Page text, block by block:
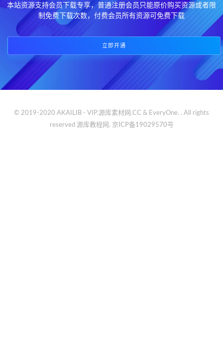
本站资源支持会员下载专享，普通注册会员只能原价购买资源或者限
制免费下载次数，付费会员所有资源可免费下载
立即开通
© 2019-2020 AKAILIB - VIP.源库素材网.CC & EveryOne. . All rights
reserved 源库教程网. 京ICP备19029570号